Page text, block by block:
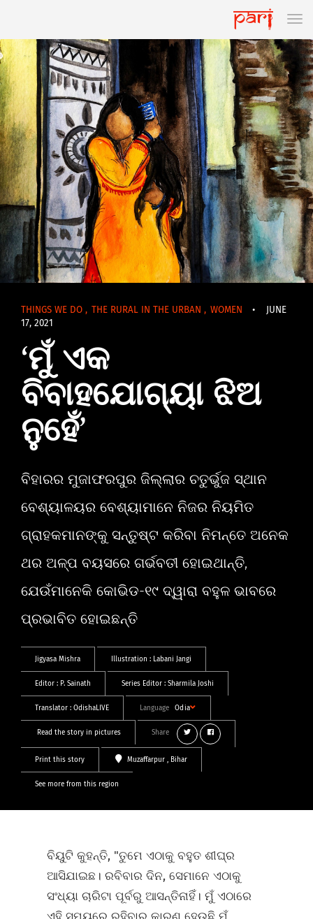
THINGS WE DO , THE RURAL IN THE URBAN , WOMEN •
JUNE
17, 2021
‘ମୁଁ ଏକ
ବିବାହଯୋଗ୍ୟା ଝିଅ
ନୁହେଁ’
ବିହାରର ମୁଜାଫରପୁର ଜିଲ୍ଲାର ଚତୁର୍ଭୁଜ ସ୍ଥାନ
ବେଶ୍ୟାଳୟର ବେଶ୍ୟାମାନେ ନିଜର ନିୟମିତ
ଗ୍ରାହକମାନଙ୍କୁ ସନ୍ତୁଷ୍ଟ କରିବା ନିମନ୍ତେ ଅନେକ
ଥର ଅଳ୍ପ ବୟସରେ ଗର୍ଭବତୀ ହୋଇଥାନ୍ତି,
ଯେଉଁମାନେକି କୋଭିଡ-୧୯ ଦ୍ୱାରା ବହୁଳ ଭାବରେ
ପ୍ରଭାବିତ ହୋଇଛନ୍ତି
Jigyasa Mishra Illustration : Labani Jangi
Editor : P. Sainath Series Editor : Sharmila Joshi
Translator : OdishaLIVE Language Odia
Read the story in pictures Share
Print this story Muzaffarpur , Bihar
See more from this region
ବିୟୁଟି କୁହନ୍ତି, "ତୁମେ ଏଠାକୁ ବହୁତ ଶୀଘ୍ର
ଆସିଯାଇଛ। ରବିବାର ଦିନ, ସେମାନେ ଏଠାକୁ
ସଂଧ୍ୟା ଚାରିଟା ପୂର୍ବରୁ ଆସନ୍ତିନାହିଁ। ମୁଁ ଏଠାରେ